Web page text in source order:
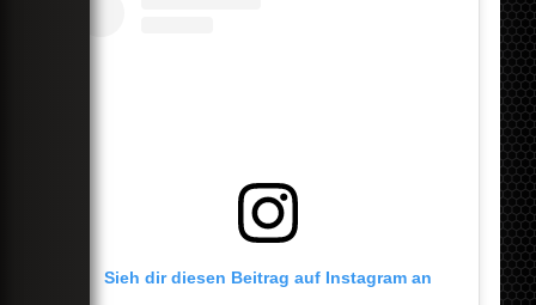
Sieh dir diesen Beitrag auf Instagram an